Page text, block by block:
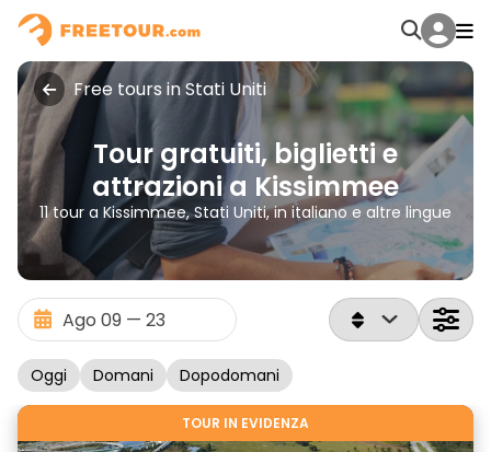
Free tours in Stati Uniti
Tour gratuiti, biglietti e
attrazioni a Kissimmee
11 tour a Kissimmee, Stati Uniti, in italiano e altre lingue
Oggi Domani Dopodomani
TOUR IN EVIDENZA